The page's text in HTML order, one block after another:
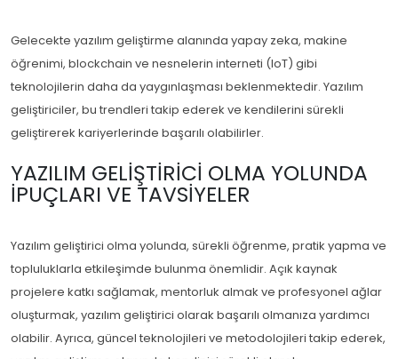
Gelecekte yazılım geliştirme alanında yapay zeka, makine
öğrenimi, blockchain ve nesnelerin interneti (IoT) gibi
teknolojilerin daha da yaygınlaşması beklenmektedir. Yazılım
geliştiriciler, bu trendleri takip ederek ve kendilerini sürekli
geliştirerek kariyerlerinde başarılı olabilirler.
YAZILIM GELIŞTIRICI OLMA YOLUNDA
İPUÇLARI VE TAVSIYELER
Yazılım geliştirici olma yolunda, sürekli öğrenme, pratik yapma ve
topluluklarla etkileşimde bulunma önemlidir. Açık kaynak
projelere katkı sağlamak, mentorluk almak ve profesyonel ağlar
oluşturmak, yazılım geliştirici olarak başarılı olmanıza yardımcı
olabilir. Ayrıca, güncel teknolojileri ve metodolojileri takip ederek,